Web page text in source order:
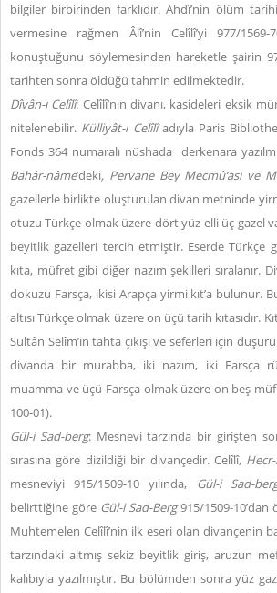
bilgiler birbirinden farklıdır. Ahdî’nin ölüm
vermesine rağmen Âlî’nin Celîlî’yi 977/1569-
konuştuğunu söylemesinden hareketle şairin
tarihten sonra öldüğü tahmin edilmektedir.
Dîvân-ı Celîlî: Celîlî’nin divanı, kasideleri eksik
nitelenebilir. Külliyât-ı Celîlîadıyla Paris
Fonds 364 numaralı nüshada derkenara
Bahâr-nâme’deki, Pervane Bey Mecmû‘ası ve
gazellerle birlikte oluşturulan divan metninde
otuzu Türkçe olmak üzere dört yüz elli üç gazel
beyitlik gazelleri tercih etmiştir. Eserde Türkçe
kıta, müfret gibi diğer nazım şekilleri sıralanır.
dokuzu Farsça, ikisi Arapça yirmi kıt’a bulunur.
altısı Türkçe olmak üzere on üçü tarih kıtasıdır.
Sultân Selîm’in tahta çıkışı ve seferleri için
divanda bir murabba, iki nazım, iki Farsça
muamma ve üçü Farsça olmak üzere on beş
100-01).
Gül-i Sad-berg: Mesnevi tarzında bir girişten
sırasına göre dizildiği bir divançedir. Celîlî,
mesneviyi 915/1509-10 yılında, Gül-i Sad-
belirttiğine göre Gül-i Sad-Berg915/1509-10’dan
Muhtemelen Celîlî’nin ilk eseri olan divançenin
tarzındaki altmış sekiz beyitlik giriş, aruzun
kalıbıyla yazılmıştır. Bu bölümden sonra yüz